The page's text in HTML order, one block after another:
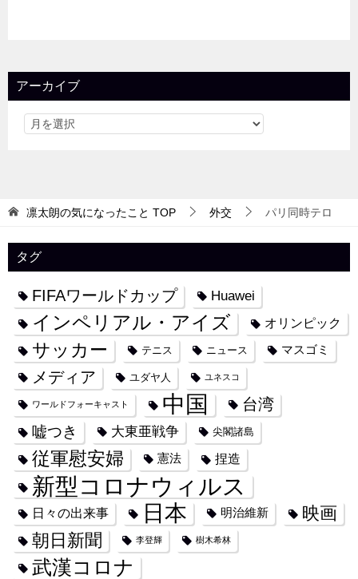
アーカイブ
凛太朗の気になったこと TOP 外交 パリ同時テロ
タグ
FIFAワールドカップ Huawei
インペリアル・アイズ オリンピック
サッカー テニス ニュース マスゴミ
メディア ユダヤ人 ユネスコ
ワールドフォーキャスト 中国
台湾
嘘つき
大東亜戦争 尖閣諸島
従軍慰安婦 憲法 捏造
新型コロナウィルス
日々の出来事 日本 明治維新
映画
朝日新聞
李登輝 樹木希林
武漢コロナ